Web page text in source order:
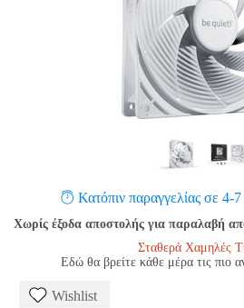
Κατόπιν παραγγελίας σε 4-
Χωρίς έξοδα αποστολής για παραλαβή
Σταθερά Χαμηλές
Εδώ θα βρείτε κάθε μέρα τις πιο
Wishlist